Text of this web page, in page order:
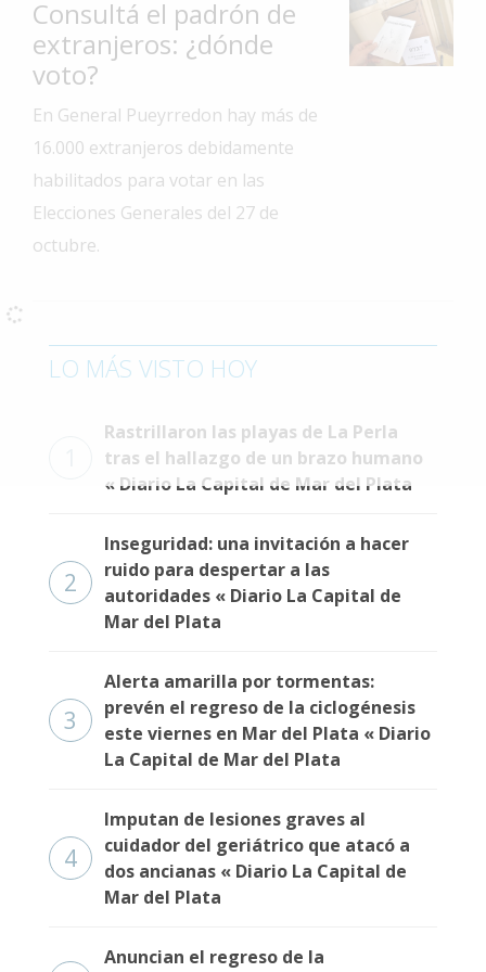
Interés
General
Ciudad
Deportes
y
Espectáculos
Fotos
Clasificados
Consultá el padrón de
extranjeros: ¿dónde
voto?
En General Pueyrredon hay más de
16.000 extranjeros debidamente
habilitados para votar en las
Elecciones Generales del 27 de
octubre.
LO MÁS VISTO HOY
Rastrillaron las playas de La Perla
tras el hallazgo de un brazo humano
« Diario La Capital de Mar del Plata
2
Inseguridad: una invitación a hacer
ruido para despertar a las
autoridades « Diario La Capital de
Mar del Plata
3
Alerta amarilla por tormentas:
prevén el regreso de la ciclogénesis
este viernes en Mar del Plata « Diario
La Capital de Mar del Plata
4
Imputan de lesiones graves al
cuidador del geriátrico que atacó a
dos ancianas « Diario La Capital de
Mar del Plata
Anuncian el regreso de la